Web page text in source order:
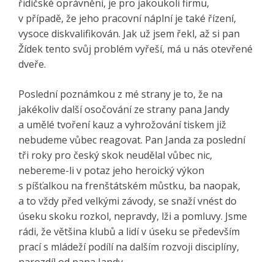
řidičské oprávnění, je pro jakoukoli firmu,
v případě, že jeho pracovní náplní je také řízení,
vysoce diskvalifikován. Jak už jsem řekl, až si pan
Žídek tento svůj problém vyřeší, má u nás otevřené
dveře.
Poslední poznámkou z mé strany je to, že na
jakékoliv další osočování ze strany pana Jandy
a umělé tvoření kauz a vyhrožování tiskem již
nebudeme vůbec reagovat. Pan Janda za poslední
tři roky pro český skok neudělal vůbec nic,
nebereme-li v potaz jeho heroický výkon
s píšťalkou na frenštátském můstku, ba naopak,
a to vždy před velkými závody, se snaží vnést do
úseku skoku rozkol, nepravdy, lži a pomluvy. Jsme
rádi, že většina klubů a lidí v úseku se především
prací s mládeží podílí na dalším rozvoji disciplíny,